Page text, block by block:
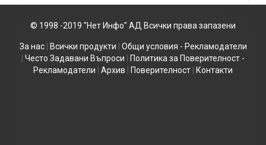
© 1998 -2019 "Нет Инфо" АД Всички права запазени
За нас| Всички продукти
Общи условия - Рекламодатели
Често Задавани Въпроси
Политика за Поверителност -
Рекламодатели
Архив Поверителност Контакти